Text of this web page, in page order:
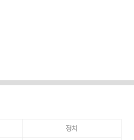
정치